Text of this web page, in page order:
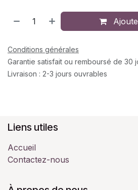
Conditions générales
Garantie satisfait ou remboursé de 30
Livraison : 2-3 jours ouvrables
Liens utiles
Accueil
Contactez-nous